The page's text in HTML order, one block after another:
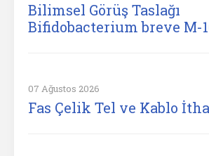
Bilimsel Görüş Taslağı
Bifidobacterium breve M-
07 Ağustos 2026
Fas Çelik Tel ve Kablo